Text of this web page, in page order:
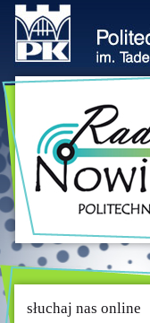
słuchaj nas online